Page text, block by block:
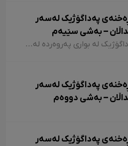
پەداگۆژیک لەسەر
– بەشی سێیەم
ڕەخنەی پەداگۆژیک لە بواری پەروەردە لەسەر چیرۆکی منداڵان؛ هەندێکجار لە چیرۆکی منداڵاندا تووشی ئەو جۆرە وشەیە دەبین کە کاریگەرییان لەسەر مێشکی منداڵان دەبێت و ڕێگەیان پێ دەدات بیرۆکەیەکی خراپ لە مێشکیاندا دروست بکەن. بۆ نموونە دەتوانین لێرەدا سەرنجەکانمان لەسەر چیرۆکی "تیتی و پیرێ، کال و سێڤێ و نیسکۆ" بخەینەڕوو. لە بەشێکی چیرۆکی "تیتی و پیرێ"دا وەها دەڵێت:
پەداگۆژیک لەسەر
– بەشی دووەم
پەداگۆژیک لەسەر